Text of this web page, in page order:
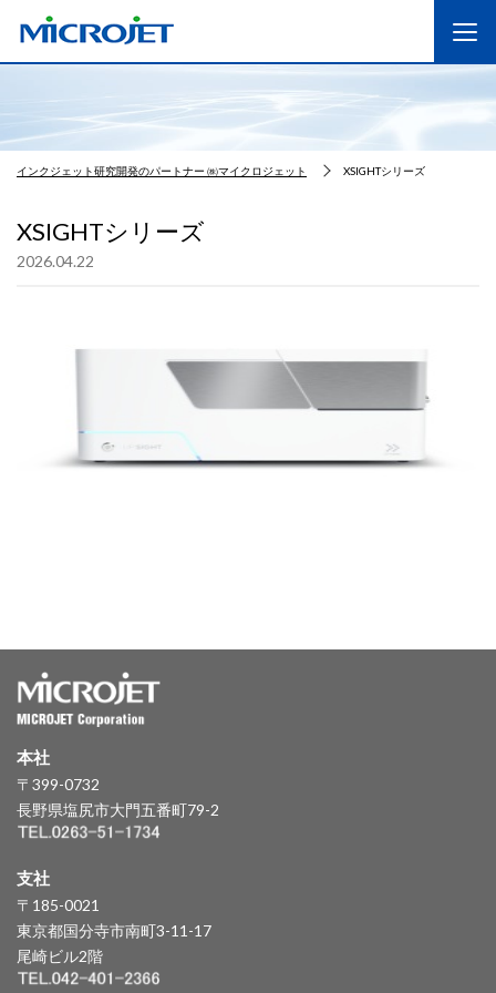
インクジェット研究開発のパートナー ㈱マイクロジェット XSIGHTシリーズ
XSIGHTシリーズ
2026.04.22
本社
〒399-0732
長野県塩尻市大門五番町79-2
支社
〒185-0021
東京都国分寺市南町3-11-17
尾崎ビル2階